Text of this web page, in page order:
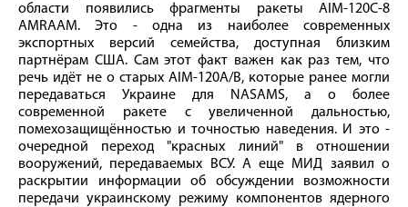
области появились фрагменты ракеты AIM-120C-8
AMRAAM. Это - одна из наиболее современных
экспортных версий семейства, доступная близким
партнёрам США. Сам этот факт важен как раз тем, что
речь идёт не о старых AIM-120A/B, которые ранее могли
передаваться Украине для NASAMS, а о более
современной ракете с увеличенной дальностью,
помехозащищённостью и точностью наведения. И это -
очередной переход "красных линий" в отношении
вооружений, передаваемых ВСУ. А еще МИД заявил о
раскрытии информации об обсуждении возможности
передачи украинскому режиму компонентов ядерного